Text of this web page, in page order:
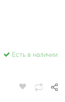
Есть в наличии